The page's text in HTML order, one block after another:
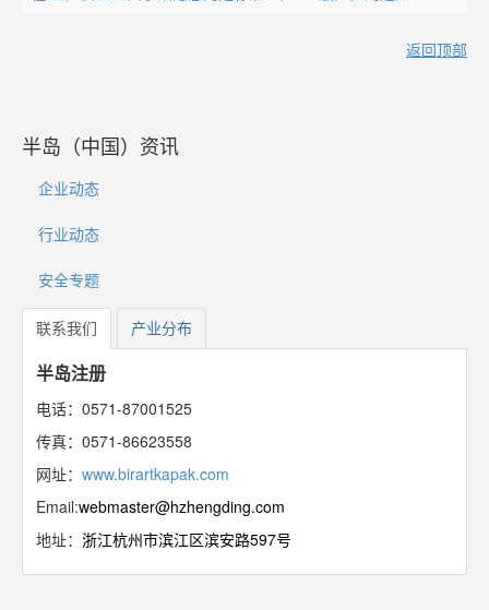
返回顶部
半岛（中国）资讯
企业动态
行业动态
安全专题
联系我们 产业分布
半岛注册
电话：0571-87001525
传真：0571-86623558
网址： www.birartkapak.com
Email:webmaster@hzhengding.com
地址： 浙江杭州市滨江区滨安路597号